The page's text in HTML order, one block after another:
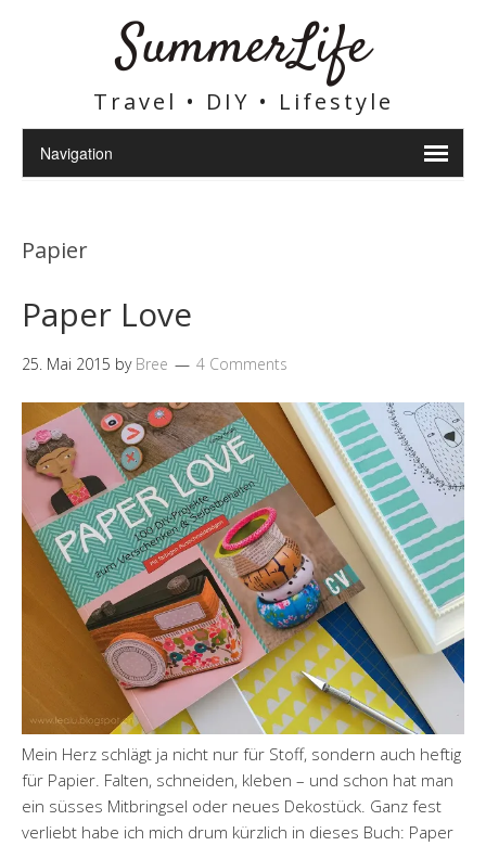
SummerLife
Travel • DIY • Lifestyle
Papier
Paper Love
25. Mai 2015 by Bree 4 Comments
Mein Herz schlägt ja nicht nur für Stoff, sondern auch heftig
für Papier. Falten, schneiden, kleben – und schon hat man
ein süsses Mitbringsel oder neues Dekostück. Ganz fest
verliebt habe ich mich drum kürzlich in dieses Buch: Paper